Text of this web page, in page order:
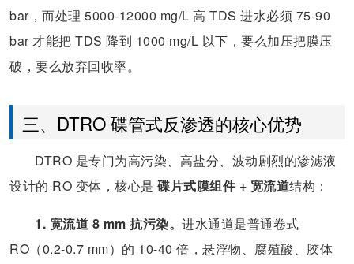
bar，而处理 5000-12000 mg/L 高 TDS 进水必须 75-90
bar 才能把 TDS 降到 1000 mg/L 以下，要么加压把膜压
破，要么放弃回收率。
三、DTRO 碟管式反渗透的核心优势
DTRO 是专门为高污染、高盐分、波动剧烈的渗滤液
设计的 RO 变体，核心是 碟片式膜组件 + 宽流道结构：
1. 宽流道 8 mm 抗污染。 进水通道是普通卷式
RO（0.2-0.7 mm）的 10-40 倍，悬浮物、腐殖酸、胶体